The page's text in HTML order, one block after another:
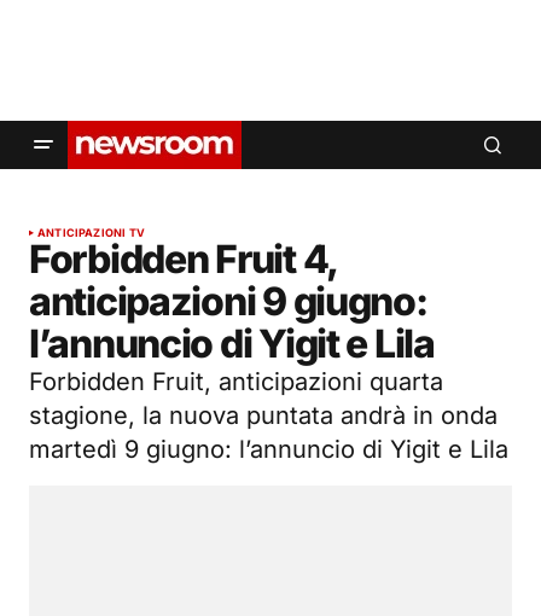
ANTICIPAZIONI TV
Forbidden Fruit 4,
anticipazioni 9 giugno:
l’annuncio di Yigit e Lila
Forbidden Fruit, anticipazioni quarta
stagione, la nuova puntata andrà in onda
martedì 9 giugno: l’annuncio di Yigit e Lila